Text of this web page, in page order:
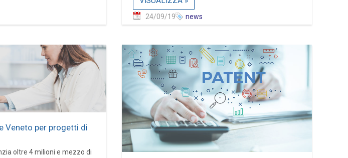
24/09/19 news
Veneto per progetti di
oltre 4 milioni e mezzo di